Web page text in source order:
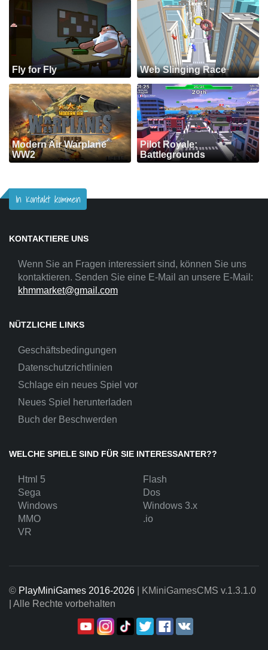
Fly for Fly Web Slinging Race
Modern Air Warplane
WW2
Pilot Royale:
Battlegrounds
In Kontakt kommen
KONTAKTIERE UNS
Wenn Sie an Fragen interessiert sind, können Sie uns
kontaktieren. Senden Sie eine E-Mail an unsere E-Mail:
khmmarket@gmail.com
NÜTZLICHE LINKS
Geschäftsbedingungen
Datenschutzrichtlinien
Schlage ein neues Spiel vor
Neues Spiel herunterladen
Buch der Beschwerden
WELCHE SPIELE SIND FÜR SIE INTERESSANTER??
Html 5
Flash
Sega
Dos
Windows
Windows 3.x
MMO
.io
VR
© PlayMiniGames 2016-2026 | KMiniGamesCMS v.1.3.1.0
| Alle Rechte vorbehalten